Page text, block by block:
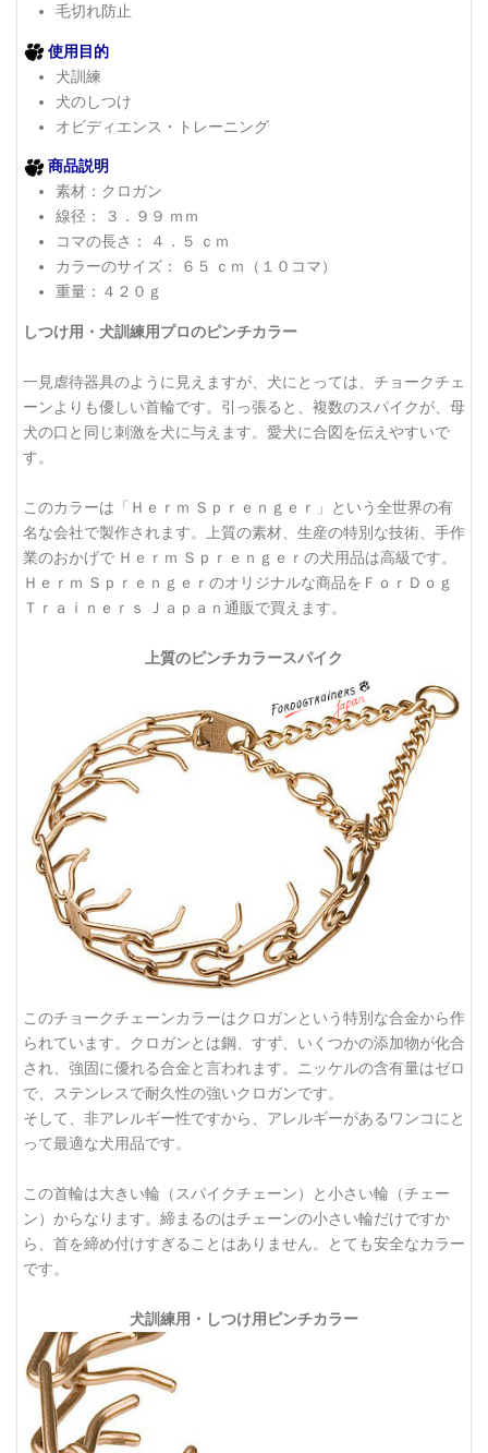
毛切れ防止
使用目的
犬訓練
犬のしつけ
オビディエンス・トレーニング
商品説明
素材：クロガン
線径： ３．９９ ｍｍ
コマの長さ： ４．５ ｃｍ
カラーのサイズ： ６５ ｃｍ（１０コマ）
重量：４２０ｇ
しつけ用・犬訓練用プロのピンチカラー
一見虐待器具のように見えますが、犬にとっては、チョークチェ
ーンよりも優しい首輪です。引っ張ると、複数のスパイクが、母
犬の口と同じ刺激を犬に与えます。愛犬に合図を伝えやすいで
す。
このカラーは「Ｈｅｒｍ Ｓｐｒｅｎｇｅｒ」という全世界の有
名な会社で製作されます。上質の素材、生産の特別な技術、手作
業のおかげで Ｈｅｒｍ Ｓｐｒｅｎｇｅｒの犬用品は高級です。
Ｈｅｒｍ Ｓｐｒｅｎｇｅｒのオリジナルな商品をＦｏｒＤｏｇ
Ｔｒａｉｎｅｒｓ Ｊａｐａｎ通販で買えます。
上質のピンチカラースパイク
このチョークチェーンカラーはクロガンという特別な合金から作
られています。クロガンとは鋼、すず、いくつかの添加物が化合
され、強固に優れる合金と言われます。ニッケルの含有量はゼロ
で、ステンレスで耐久性の強いクロガンです。
そして、非アレルギー性ですから、アレルギーがあるワンコにと
って最適な犬用品です。
この首輪は大きい輪（スパイクチェーン）と小さい輪（チェー
ン）からなります。締まるのはチェーンの小さい輪だけですか
ら、首を締め付けすぎることはありません。とても安全なカラー
です。
犬訓練用・しつけ用ピンチカラー